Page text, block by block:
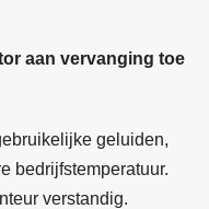
aan vervanging toe
geluiden,
bedrijfstemperatuur.
verstandig.